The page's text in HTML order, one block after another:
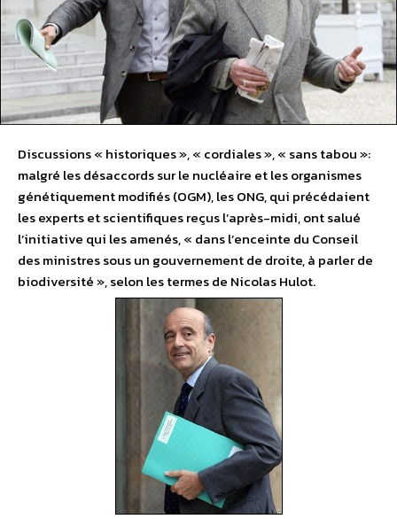
Discussions « historiques », « cordiales », « sans tabou »:
malgré les désaccords sur le nucléaire et les organismes
génétiquement modifiés (OGM), les ONG, qui précédaient
les experts et scientifiques reçus l’après-midi, ont salué
l’initiative qui les amenés, « dans l’enceinte du Conseil
des ministres sous un gouvernement de droite, à parler de
biodiversité », selon les termes de Nicolas Hulot.